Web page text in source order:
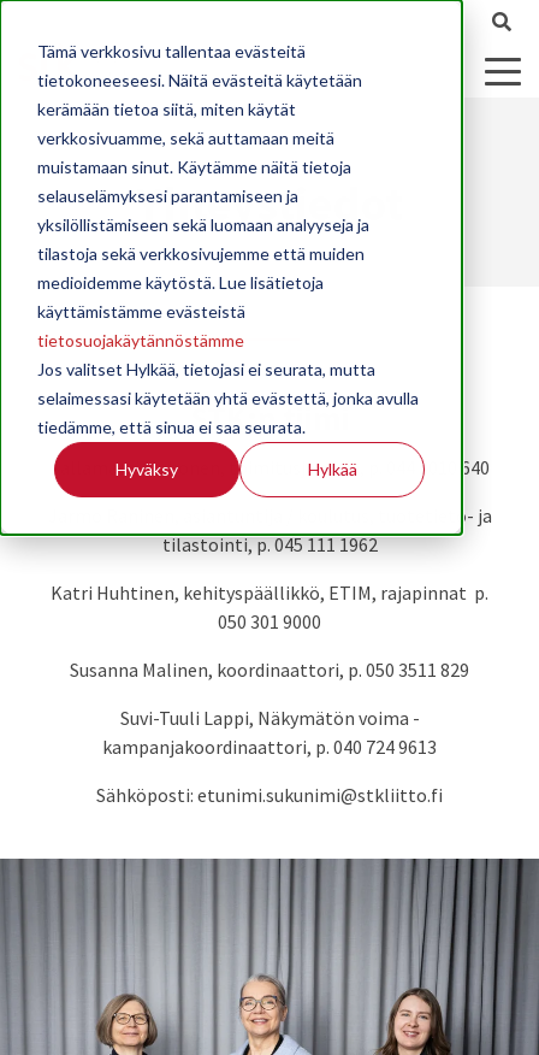
Tämä verkkosivu tallentaa evästeitä
tietokoneeseesi. Näitä evästeitä käytetään
kerämään tietoa siitä, miten käytät
verkkosivuamme, sekä auttamaan meitä
muistamaan sinut. Käytämme näitä tietoja
selauselämyksesi parantamiseen ja
yksilöllistämiseen sekä luomaan analyyseja ja
tilastoja sekä verkkosivujemme että muiden
medioidemme käytöstä. Lue lisätietoja
käyttämistämme evästeistä
tietosuojakäytännöstämme
Jos valitset Hylkää, tietojasi ei seurata, mutta
selaimessasi käytetään yhtä evästettä, jonka avulla
tiedämme, että sinua ei saa seurata.
Hyväksy Hylkää
Yhteystiedot
STK:n tiimi
Sallamaari Muhonen, toimitusjohtaja, p. 044 3010 640
Jarmo Raninen, asiantuntija / koulutus, tuotetieto- ja
tilastointi, p. 045 111 1962
Katri Huhtinen, kehityspäällikkö, ETIM, rajapinnat p.
050 301 9000
Susanna Malinen, koordinaattori, p. 050 3511 829
Suvi-Tuuli Lappi, Näkymätön voima -
kampanjakoordinaattori, p. ‭040 724 9613‬
Sähköposti: etunimi.sukunimi@stkliitto.fi